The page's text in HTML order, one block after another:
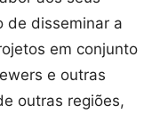
de disseminar a
em conjunto
e outras
outras regiões,